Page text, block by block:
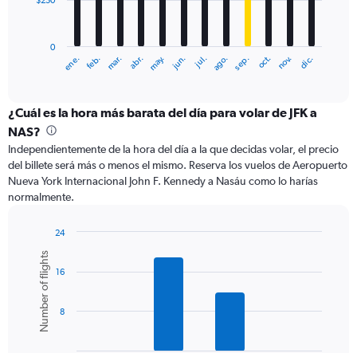
The
categories.
Range:
categories.
The
chart
has
axis
displaying
values.
Range:
ene. feb. mar. abr. may. jun. jul. ago. sep. oct. nov. dic.
0
¿Cuál es la hora más barata del día para volar de JFK a
NAS?
Independientemente de la hora del día a la que decidas volar, el precio
del billete será más o menos el mismo. Reserva los vuelos de Aeropuerto
Nueva York Internacional John F. Kennedy a Nasáu como lo harías
normalmente.
chart
with
bars.
The
Chart
graphic.
Number of flights 8
16
24